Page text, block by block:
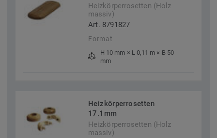
Heizkörperrosetten (Holz
massiv)
Art. 8791827
Format
H 10 mm × L 0,11 m × B 50
mm
Heizkörperrosetten
17.1mm
Heizkörperrosetten (Holz
massiv)